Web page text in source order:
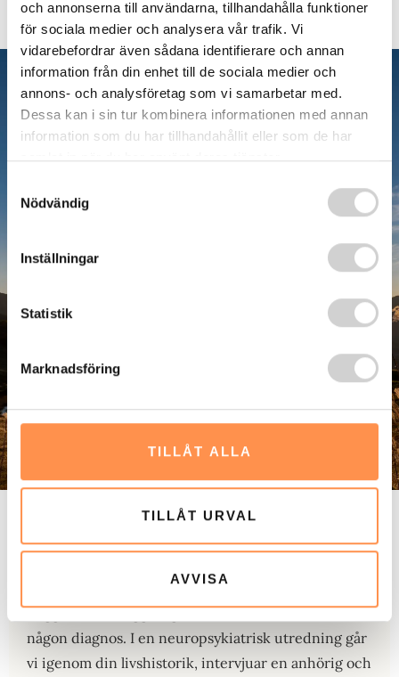
och annonserna till användarna, tillhandahålla funktioner
för sociala medier och analysera vår trafik. Vi
vidarebefordrar även sådana identifierare och annan
information från din enhet till de sociala medier och
annons- och analysföretag som vi samarbetar med.
Dessa kan i sin tur kombinera informationen med annan
information som du har tillhandahållit eller som de har
samlat in när du har använt deras tjänster.
Nödvändig
Inställningar
Statistik
Marknadsföring
TILLÅT ALLA
TILLÅT URVAL
AVVISA
NPF utredning - så
över en kam. Därför är det viktigt att göra en
noggrann kartläggning för att undersöka om du har
någon diagnos. I en neuropsykiatrisk utredning går
vi igenom din livshistorik, intervjuar en anhörig och